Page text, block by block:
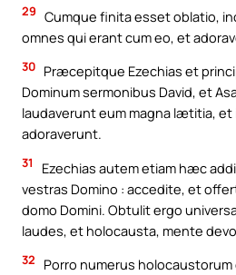
29 Cumque finita esset oblatio,
omnes qui erant cum eo, et
30 Præcepitque Ezechias et
Dominum sermonibus David, et
laudaverunt eum magna lætitia,
adoraverunt.
31
Ezechias autem etiam hæc
vestras Domino : accedite, et
domo Domini. Obtulit ergo
laudes, et holocausta, mente
32
Porro numerus